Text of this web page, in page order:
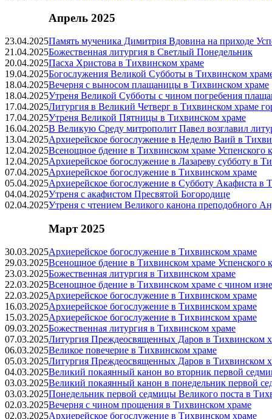
Апрель 2025
23.04.2025Память мученика Димитрия Вдовина на приходе
21.04.2025Божественная литургия в Светлый Понедельник
20.04.2025Пасха Христова в Тихвинском храме
19.04.2025Богослужения Великой Субботы в Тихвинском
18.04.2025Вечерня с выносом плащаницы в Тихвинском храме
18.04.2025Утреня Великой Субботы с чином погребения
17.04.2025Литургия в Великий Четверг в Тихвинском храме
17.04.2025Утреня Великой Пятницы в Тихвинском храме
16.04.2025В Великую Среду митрополит Павел возглавил
13.04.2025Архиерейское богослужение в Неделю Ваий в
12.04.2025Всенощное бдение в Тихвинском храме Успенского
12.04.2025Архиерейское богослужение в Лазареву субботу в
07.04.2025Архиерейское богослужение в Тихвинском храме
05.04.2025Архиерейское богослужение в Субботу Акафиста в
04.04.2025Утреня с акафистом Пресвятой Богородице
02.04.2025Утреня с чтением Великого канона преподобного
Март 2025
30.03.2025Архиерейское богослужение в Тихвинском храме
29.03.2025Всенощное бдение в Тихвинском храме Успенского
23.03.2025Божественная литургия в Тихвинском храме
22.03.2025Всенощное бдение в Тихвинском храме с чином
22.03.2025Архиерейское богослужение в Тихвинском храме
16.03.2025Архиерейское богослужение в Тихвинском храме
15.03.2025Архиерейское богослужение в Тихвинском храме
09.03.2025Божественная литургия в Тихвинском храме
07.03.2025Литургия Преждеосвященных Даров в Тихвинском
06.03.2025Великое повечерие в Тихвинском храме
05.03.2025Литургия Преждеосвященных Даров в Тихвинском
04.03.2025Великий покаянный канон во вторник первой
03.03.2025Великий покаянный канон в понедельник первой
03.03.2025Понедельник первой седмицы Великого поста в
02.03.2025Вечерня с чином прощения в Тихвинском храме
02.03.2025Архиерейское богослужение в Тихвинском храме